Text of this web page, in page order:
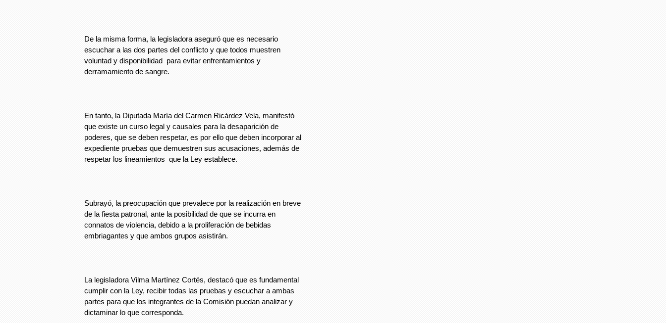
De la misma forma, la legisladora aseguró que es necesario
escuchar a las dos partes del conflicto y que todos muestren
voluntad y disponibilidad para evitar enfrentamientos y
derramamiento de sangre.
En tanto, la Diputada María del Carmen Ricárdez Vela, manifestó
que existe un curso legal y causales para la desaparición de
poderes, que se deben respetar, es por ello que deben incorporar al
expediente pruebas que demuestren sus acusaciones, además de
respetar los lineamientos que la Ley establece.
Subrayó, la preocupación que prevalece por la realización en breve
de la fiesta patronal, ante la posibilidad de que se incurra en
connatos de violencia, debido a la proliferación de bebidas
embriagantes y que ambos grupos asistirán.
La legisladora Vilma Martínez Cortés, destacó que es fundamental
cumplir con la Ley, recibir todas las pruebas y escuchar a ambas
partes para que los integrantes de la Comisión puedan analizar y
dictaminar lo que corresponda.